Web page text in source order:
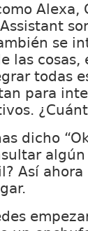
Alexa,
se
las cosas,
todas
para
dicho
Así ahora